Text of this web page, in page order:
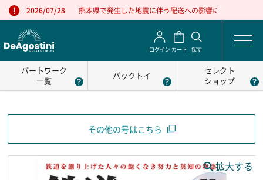
2026/07/28 熊本県で発生した地震に伴う配送への影響について
ログイン カート 探す
パートワーク
一覧
パックトイ
セレクト
ショップ
その他の号はこちら